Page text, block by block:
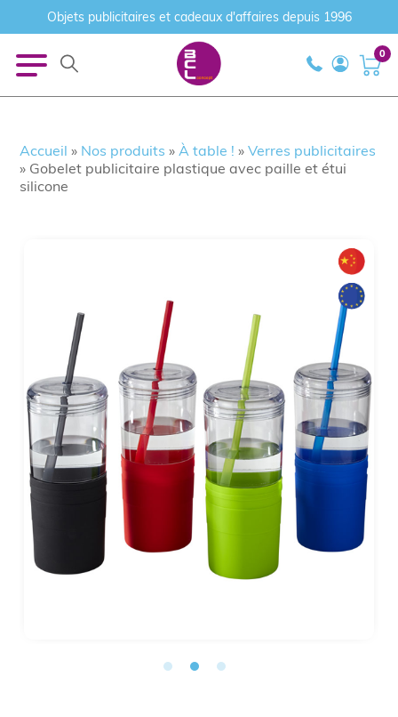
Objets publicitaires et cadeaux d'affaires depuis 1996
0
Accueil » Nos produits »À table ! »Verres publicitaires
» Gobelet publicitaire plastique avec paille et étui
silicone